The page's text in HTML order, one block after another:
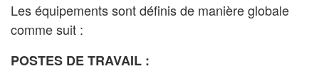
Les équipements sont définis de manière globale
comme suit :
POSTES DE TRAVAIL :